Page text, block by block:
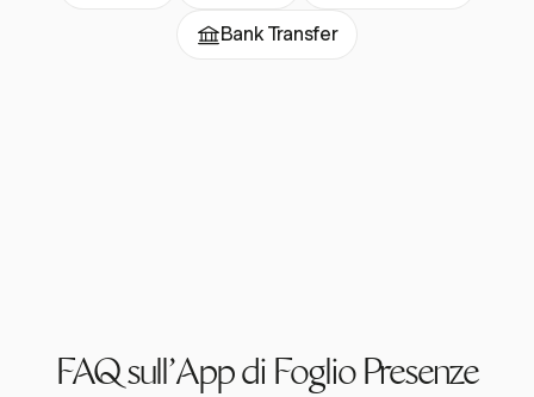
Bank Transfer
FAQ sull'App di Foglio Presenze